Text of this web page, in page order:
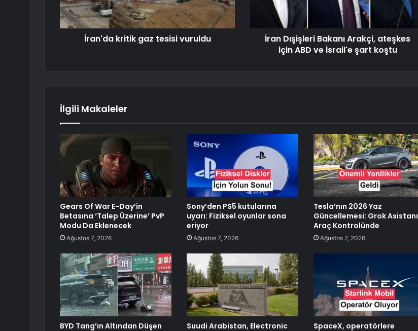
İran'da kritik gaz tesisi vuruldu
İran Dışişleri Bakanı Arakçi, ateşkes
için ABD ve İsrail'e şart koştu
İlgili Makaleler
Gears Of War E-Day’in
Betasına ‘Talep Üzerine’ PvP
Modu Da Eklenecek
Ağustos 7, 2026
Sony’den PS5 kutularına
uyarı: Fiziksel oyunlar sona
eriyor
Ağustos 7, 2026
Tesla’nın 2026 Yaz
Güncellemesi: Grok Asistanı
Araç Kontrolünde
Ağustos 7, 2026
BYD Tang’ın Altından Düşen
Suudi Arabistan, Electronic
SpaceX, operatörlere